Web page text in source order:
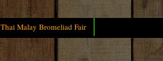
Thai Malay Bromeliad Fair